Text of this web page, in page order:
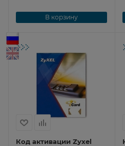
В корзину
Код активации Zyxel